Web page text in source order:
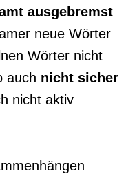
ausgebremst
neue Wörter
Wörter nicht
auch nicht sicher
nicht aktiv